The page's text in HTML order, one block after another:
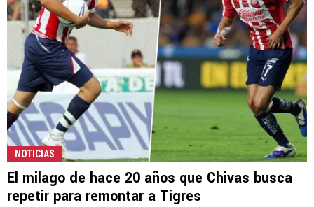
NOTICIAS
El milago de hace 20 años que Chivas busca
repetir para remontar a Tigres